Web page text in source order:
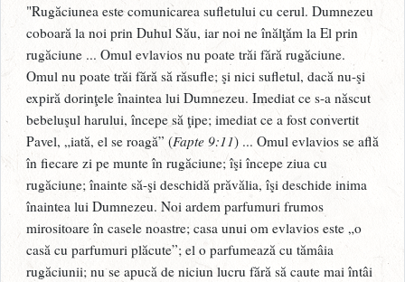
"Rugăciunea este comunicarea sufletului cu cerul. Dumnezeu
coboară la noi prin Duhul Său, iar noi ne înălţăm la El prin
rugăciune ... Omul evlavios nu poate trăi fără rugăciune.
Omul nu poate trăi fără să răsufle; şi nici sufletul, dacă nu-şi
expiră dorinţele înaintea lui Dumnezeu. Imediat ce s-a născut
bebeluşul harului, începe să ţipe; imediat ce a fost convertit
Pavel, „iată, el se roagă” (Fapte 9:11) ... Omul evlavios se află
în fiecare zi pe munte în rugăciune; îşi începe ziua cu
rugăciune; înainte să-şi deschidă prăvălia, îşi deschide inima
înaintea lui Dumnezeu. Noi ardem parfumuri frumos
mirositoare în casele noastre; casa unui om evlavios este „o
casă cu parfumuri plăcute”; el o parfumează cu tămâia
rugăciunii; nu se apucă de niciun lucru fără să caute mai întâi